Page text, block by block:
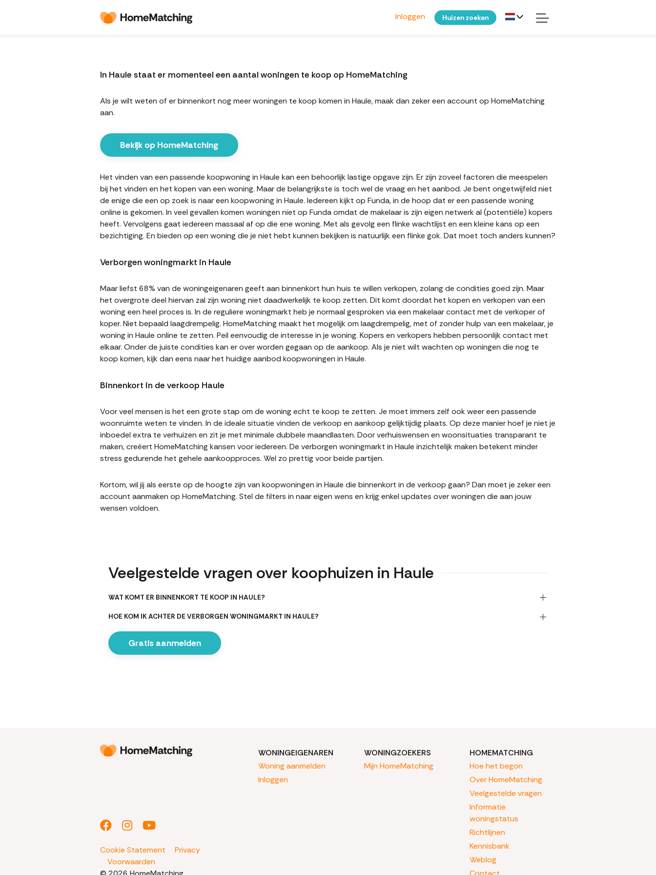
Inloggen Huizen zoeken
In Haule staat er momenteel een aantal woningen te koop op HomeMatching
Als je wilt weten of er binnenkort nog meer woningen te koop komen in Haule, maak dan zeker een account op HomeMatching
aan.
Bekijk op HomeMatching
Het vinden van een passende koopwoning in Haule kan een behoorlijk lastige opgave zijn. Er zijn zoveel factoren die meespelen
bij het vinden en het kopen van een woning. Maar de belangrijkste is toch wel de vraag en het aanbod. Je bent ongetwijfeld niet
de enige die een op zoek is naar een koopwoning in Haule. Iedereen kijkt op Funda, in de hoop dat er een passende woning
online is gekomen. In veel gevallen komen woningen niet op Funda omdat de makelaar is zijn eigen netwerk al (potentiële) kopers
heeft. Vervolgens gaat iedereen massaal af op die ene woning. Met als gevolg een flinke wachtlijst en een kleine kans op een
bezichtiging. En bieden op een woning die je niet hebt kunnen bekijken is natuurlijk een flinke gok. Dat moet toch anders kunnen?
Verborgen woningmarkt in Haule
Maar liefst 68% van de woningeigenaren geeft aan binnenkort hun huis te willen verkopen, zolang de condities goed zijn. Maar
het overgrote deel hiervan zal zijn woning niet daadwerkelijk te koop zetten. Dit komt doordat het kopen en verkopen van een
woning een heel proces is. In de reguliere woningmarkt heb je normaal gesproken via een makelaar contact met de verkoper of
koper. Niet bepaald laagdrempelig. HomeMatching maakt het mogelijk om laagdrempelig, met of zonder hulp van een makelaar, je
woning in Haule online te zetten. Peil eenvoudig de interesse in je woning. Kopers en verkopers hebben persoonlijk contact met
elkaar. Onder de juiste condities kan er over worden gegaan op de aankoop. Als je niet wilt wachten op woningen die nog te
koop komen, kijk dan eens naar het huidige aanbod koopwoningen in Haule.
Binnenkort in de verkoop Haule
Voor veel mensen is het een grote stap om de woning echt te koop te zetten. Je moet immers zelf ook weer een passende
woonruimte weten te vinden. In de ideale situatie vinden de verkoop en aankoop gelijktijdig plaats. Op deze manier hoef je niet je
inboedel extra te verhuizen en zit je met minimale dubbele maandlasten. Door verhuiswensen en woonsituaties transparant te
maken, creëert HomeMatching kansen voor iedereen. De verborgen woningmarkt in Haule inzichtelijk maken betekent minder
stress gedurende het gehele aankoopproces. Wel zo prettig voor beide partijen.
Kortom, wil jij als eerste op de hoogte zijn van koopwoningen in Haule die binnenkort in de verkoop gaan? Dan moet je zeker een
account aanmaken op HomeMatching. Stel de filters in naar eigen wens en krijg enkel updates over woningen die aan jouw
wensen voldoen.
Veelgestelde vragen over koophuizen in Haule
WAT KOMT ER BINNENKORT TE KOOP IN HAULE?
HOE KOM IK ACHTER DE VERBORGEN WONINGMARKT IN HAULE?
Gratis aanmelden
Cookie Statement
Privacy
Voorwaarden
WONINGEIGENAREN
Woning aanmelden
Inloggen
WONINGZOEKERS
Mijn HomeMatching
HOMEMATCHING
Hoe het begon
Over HomeMatching
Veelgestelde vragen
Informatie
woningstatus
Richtlijnen
Kennisbank
Weblog